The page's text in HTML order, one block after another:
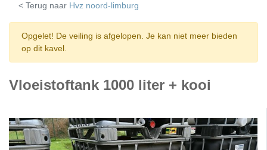
< Terug naar Hvz noord-limburg
Opgelet! De veiling is afgelopen. Je kan niet meer bieden
op dit kavel.
Vloeistoftank 1000 liter + kooi